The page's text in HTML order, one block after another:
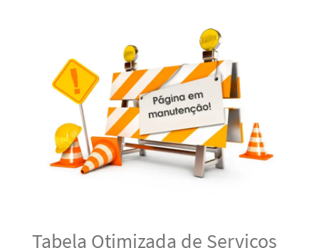
Tabela Otimizada de Serviços